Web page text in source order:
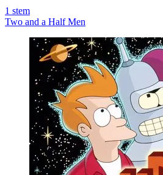
1 stem
Two and a Half Men